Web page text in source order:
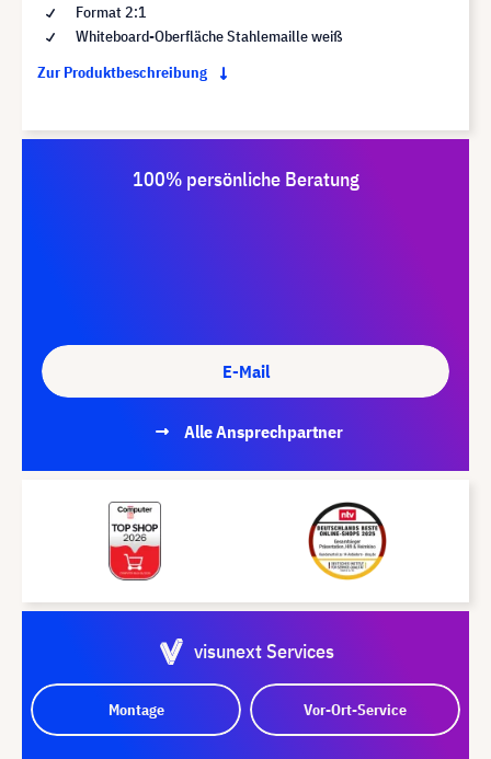
Format 2:1
Whiteboard-Oberfläche Stahlemaille weiß
Zur Produktbeschreibung
100% persönliche Beratung
E-Mail
Alle Ansprechpartner
visunext Services
Montage Vor-Ort-Service